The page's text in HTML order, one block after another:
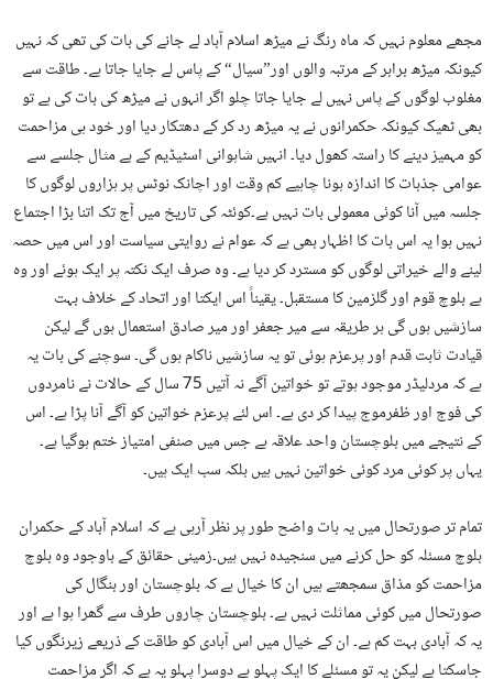
مجھے معلوم نہیں کہ ماہ رنگ نے میڑھ اسلام آباد لے جانے کی بات کی تھی کہ نہیں
کیونکہ میڑھ برابر کے مرتبہ والوں اور”سیال“ کے پاس لے جایا جاتا ہے۔ طاقت سے
مغلوب لوگوں کے پاس نہیں لے جایا جاتا چلو اگر انہوں نے میڑھ کی بات کی ہے تو
بھی ٹھیک کیونکہ حکمرانوں نے یہ میڑھ رد کر کے دھتکار دیا اور خود ہی مزاحمت
کو مہمیز دینے کا راستہ کھول دیا۔ انہیں شاہوانی اسٹیڈیم کے بے مثال جلسے سے
عوامی جذبات کا اندازہ ہونا چاہیے کم وقت اور اچانک نوٹس پر ہزاروں لوگوں کا
جلسہ میں آنا کوئی معمولی بات نہیں ہے۔کوئٹہ کی تاریخ میں آج تک اتنا بڑا اجتماع
نہیں ہوا یہ اس بات کا اظہار بھی ہے کہ عوام نے روایتی سیاست اور اس میں حصہ
لینے والے خیراتی لوگوں کو مسترد کر دیا ہے۔ وہ صرف ایک نکتہ پر ایک ہوئے اور وہ
ہے بلوچ قوم اور گلزمین کا مستقبل۔ یقیناً اس ایکتا اور اتحاد کے خلاف بہت
سازشیں ہوں گی ہر طریقہ سے میر جعفر اور میر صادق استعمال ہوں گے لیکن
قیادت ثابت قدم اور پرعزم ہوئی تو یہ سازشیں ناکام ہوں گی۔ سوچنے کی بات یہ
ہے کہ مردلیڈر موجود ہوتے تو خواتین آگے نہ آتیں 75 سال کے حالات نے نامردوں
کی فوج اور ظفرموج پیدا کر دی ہے۔ اس لئے پرعزم خواتین کو آگے آنا پڑا ہے۔ اس
کے نتیجے میں بلوچستان واحد علاقہ ہے جس میں صنفی امتیاز ختم ہوگیا ہے۔
یہاں پر کوئی مرد کوئی خواتین نہیں ہیں بلکہ سب ایک ہیں۔
تمام تر صورتحال میں یہ بات واضح طور پر نظر آرہی ہے کہ اسلام آباد کے حکمران
بلوچ مسئلہ کو حل کرنے میں سنجیدہ نہیں ہیں۔زمینی حقائق کے باوجود وہ بلوچ
مزاحمت کو مذاق سمجھتے ہیں ان کا خیال ہے کہ بلوچستان اور بنگال کی
صورتحال میں کوئی مماثلت نہیں ہے۔ بلوچستان چاروں طرف سے گھرا ہوا ہے اور
یہ کہ آبادی بہت کم ہے۔ ان کے خیال میں اس آبادی کو طاقت کے ذریعے زیرنگوں کیا
جاسکتا ہے لیکن یہ تو مسئلے کا ایک پہلو ہے دوسرا پہلو یہ ہے کہ اگر مزاحمت